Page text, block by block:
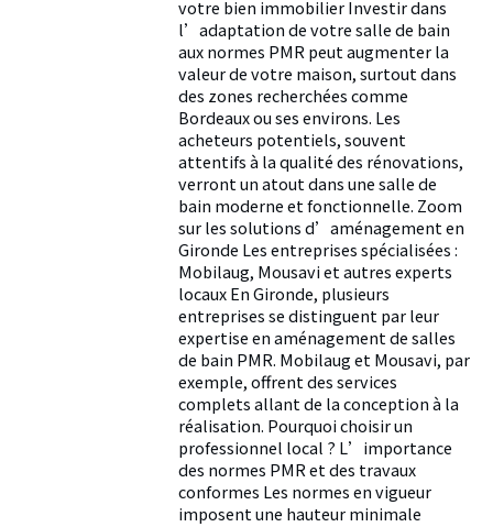
votre bien immobilier Investir dans
l’adaptation de votre salle de bain
aux normes PMR peut augmenter la
valeur de votre maison, surtout dans
des zones recherchées comme
Bordeaux ou ses environs. Les
acheteurs potentiels, souvent
attentifs à la qualité des rénovations,
verront un atout dans une salle de
bain moderne et fonctionnelle. Zoom
sur les solutions d’aménagement en
Gironde Les entreprises spécialisées :
Mobilaug, Mousavi et autres experts
locaux En Gironde, plusieurs
entreprises se distinguent par leur
expertise en aménagement de salles
de bain PMR. Mobilaug et Mousavi, par
exemple, offrent des services
complets allant de la conception à la
réalisation. Pourquoi choisir un
professionnel local ? L’importance
des normes PMR et des travaux
conformes Les normes en vigueur
imposent une hauteur minimale